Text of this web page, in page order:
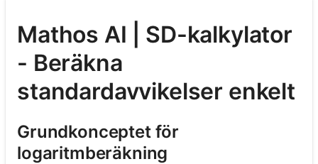
Mathos AI | SD-kalkylator
- Beräkna
standardavvikelser enkelt
Grundkonceptet för
logaritmberäkning